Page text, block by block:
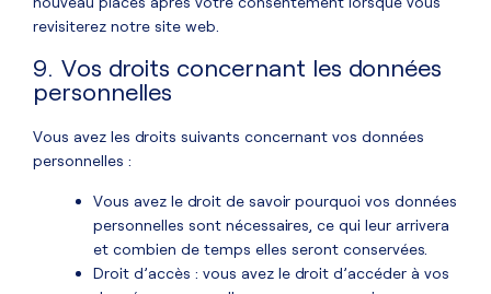
revisiterez notre site web.
9. Vos droits concernant les données
personnelles
Vous avez les droits suivants concernant vos données
personnelles :
Vous avez le droit de savoir pourquoi vos données
personnelles sont nécessaires, ce qui leur arrivera
et combien de temps elles seront conservées.
Droit d’accès : vous avez le droit d’accéder à vos